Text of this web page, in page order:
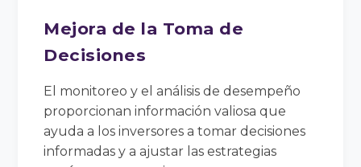
Mejora de la Toma de
Decisiones
El monitoreo y el análisis de desempeño
proporcionan información valiosa que
ayuda a los inversores a tomar decisiones
informadas y a ajustar las estrategias